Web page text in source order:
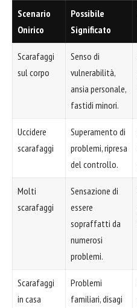
Scenario
Onirico
Possibile
Significato
Scarafaggi
sul corpo
Senso di
vulnerabilità,
ansia personale,
fastidi minori.
Uccidere
scarafaggi
Superamento di
problemi, ripresa
del controllo.
Molti
scarafaggi
Sensazione di
essere
sopraffatti da
numerosi
problemi.
Scarafaggi
in casa
Problemi
familiari, disagi